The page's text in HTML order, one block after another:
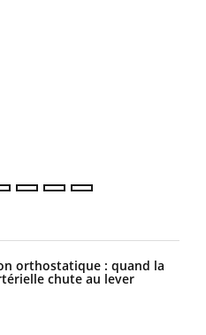
orthostatique : quand la
chute au lever